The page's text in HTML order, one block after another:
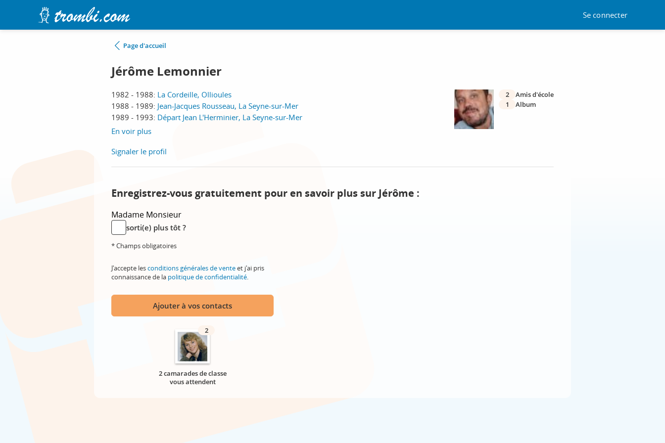
Se connecter
Page d'accueil
Jérôme Lemonnier
1982 - 1988: La Cordeille, Ollioules
1988 - 1989: Jean-Jacques Rousseau, La Seyne-sur-Mer
1989 - 1993: Départ Jean L'Herminier, La Seyne-sur-Mer
En voir plus
2
Amis d'école
1
Album
Signaler le profil
Enregistrez-vous gratuitement pour en savoir plus sur Jérôme :
Madame Monsieur
sorti(e) plus tôt ?
* Champs obligatoires
J'accepte lesconditions générales de venteet j'ai pris
connaissance de la politique de confidentialité.
Ajouter à vos contacts
2
2 camarades de classe
vous attendent